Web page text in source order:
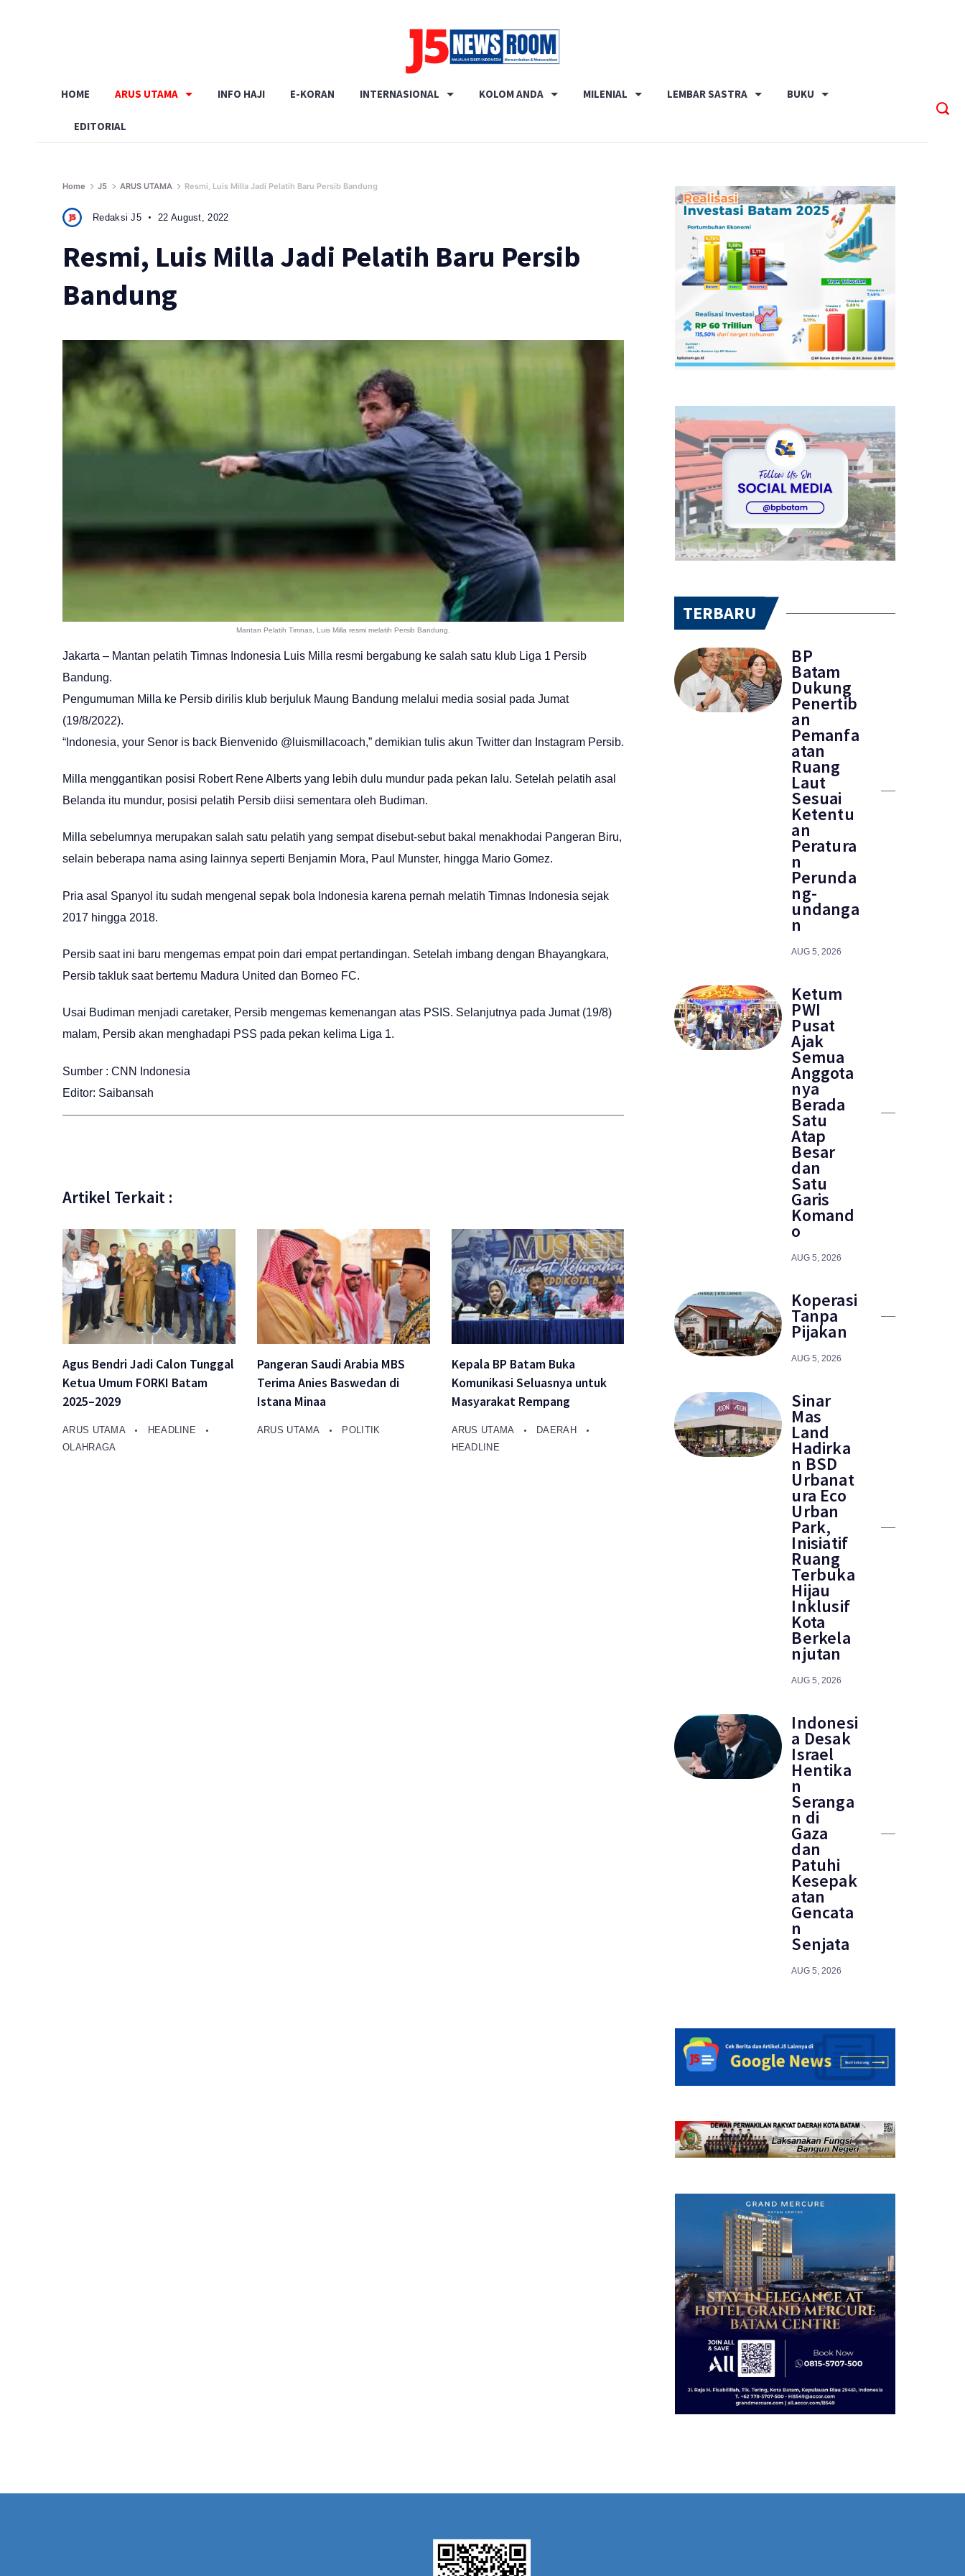
Terverifikasi
HOME ARUS UTAMA INFO HAJI E-KORAN INTERNASIONAL KOLOM ANDA MILENIAL LEMBAR SASTRA BUKU
EDITORIAL
Home J5 ARUS UTAMA Resmi, Luis Milla Jadi Pelatih Baru Persib Bandung
Redaksi J5 22 August, 2022
Resmi, Luis Milla Jadi Pelatih Baru Persib
Bandung
Mantan Pelatih Timnas, Luis Milla resmi melatih Persib Bandung.
Jakarta – Mantan pelatih Timnas Indonesia Luis Milla resmi bergabung ke salah satu klub Liga 1 Persib
Bandung.
Pengumuman Milla ke Persib dirilis klub berjuluk Maung Bandung melalui media sosial pada Jumat
(19/8/2022).
“Indonesia, your Senor is back Bienvenido @luismillacoach,” demikian tulis akun Twitter dan Instagram Persib.
Milla menggantikan posisi Robert Rene Alberts yang lebih dulu mundur pada pekan lalu. Setelah pelatih asal
Belanda itu mundur, posisi pelatih Persib diisi sementara oleh Budiman.
Milla sebelumnya merupakan salah satu pelatih yang sempat disebut-sebut bakal menakhodai Pangeran Biru,
selain beberapa nama asing lainnya seperti Benjamin Mora, Paul Munster, hingga Mario Gomez.
Pria asal Spanyol itu sudah mengenal sepak bola Indonesia karena pernah melatih Timnas Indonesia sejak
2017 hingga 2018.
Persib saat ini baru mengemas empat poin dari empat pertandingan. Setelah imbang dengan Bhayangkara,
Persib takluk saat bertemu Madura United dan Borneo FC.
Usai Budiman menjadi caretaker, Persib mengemas kemenangan atas PSIS. Selanjutnya pada Jumat (19/8)
malam, Persib akan menghadapi PSS pada pekan kelima Liga 1.
Sumber : CNN Indonesia
Editor: Saibansah
Artikel Terkait :
Agus Bendri Jadi Calon Tunggal
Ketua Umum FORKI Batam
2025–2029
ARUS UTAMA
HEADLINE
OLAHRAGA
Pangeran Saudi Arabia MBS
Terima Anies Baswedan di
Istana Minaa
ARUS UTAMA POLITIK
Kepala BP Batam Buka
Komunikasi Seluasnya untuk
Masyarakat Rempang
ARUS UTAMA
DAERAH
HEADLINE
TERBARU
BP
Batam
Dukung
Penertib
an
Pemanfa
atan
Ruang
Laut
Sesuai
Ketentu
an
Peratura
n
Perunda
ng-
undanga
n
AUG 5, 2026
Ketum
PWI
Pusat
Ajak
Semua
Anggota
nya
Berada
Satu
Atap
Besar
dan
Satu
Garis
Komand
o
AUG 5, 2026
Koperasi
Tanpa
Pijakan
AUG 5, 2026
Sinar
Mas
Land
Hadirka
n BSD
Urbanat
ura Eco
Urban
Park,
Inisiatif
Ruang
Terbuka
Hijau
Inklusif
Kota
Berkela
njutan
AUG 5, 2026
Indonesi
a Desak
Israel
Hentika
n
Seranga
n di
Gaza
dan
Patuhi
Kesepak
atan
Gencata
n
Senjata
AUG 5, 2026